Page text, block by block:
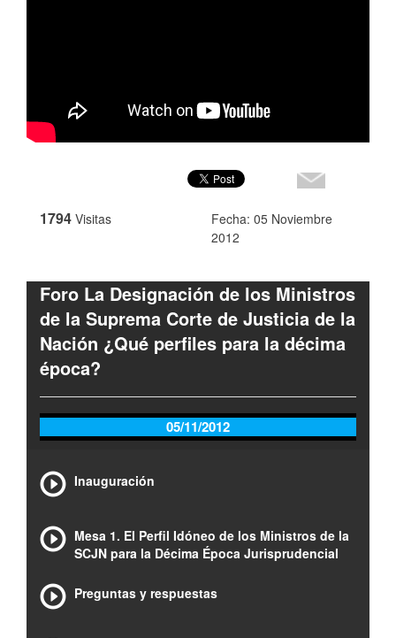
1794 Visitas
Fecha: 05 Noviembre
2012
Foro La Designación de los Ministros
de la Suprema Corte de Justicia de la
Nación ¿Qué perfiles para la décima
época?
05/11/2012
Inauguración
Mesa 1. El Perfil Idóneo de los Ministros de la
SCJN para la Décima Época Jurisprudencial
Preguntas y respuestas